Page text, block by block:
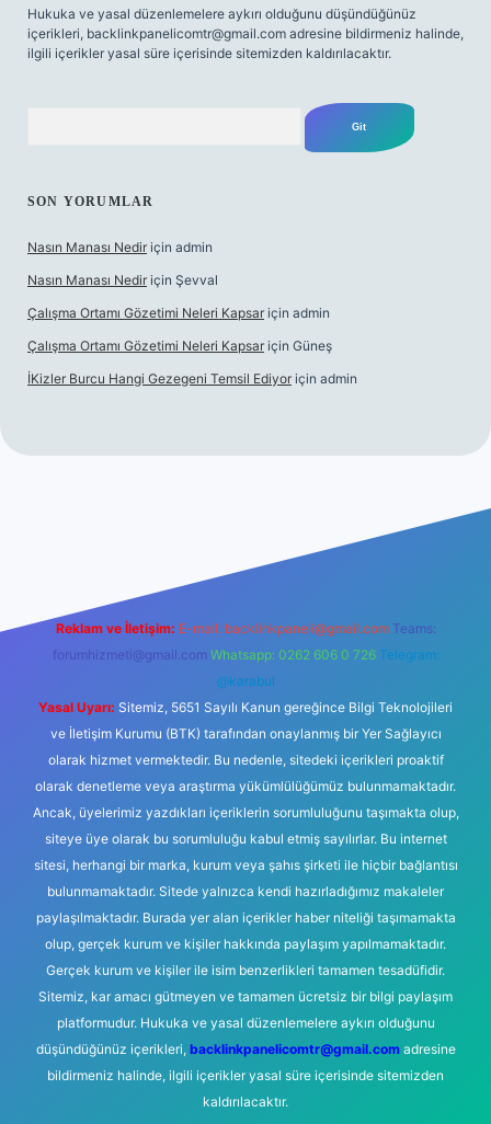
Hukuka ve yasal düzenlemelere aykırı olduğunu düşündüğünüz
içerikleri, backlinkpanelicomtr@gmail.com adresine bildirmeniz halinde,
ilgili içerikler yasal süre içerisinde sitemizden kaldırılacaktır.
SON YORUMLAR
Nasın Manası Nedir için admin
Nasın Manası Nedir için Şevval
Çalışma Ortamı Gözetimi Neleri Kapsar için admin
Çalışma Ortamı Gözetimi Neleri Kapsar için Güneş
İKizler Burcu Hangi Gezegeni Temsil Ediyor için admin
Reklam ve İletişim: E-mail: backlinkpaneli@gmail.com Teams:
forumhizmeti@gmail.com Whatsapp: 0262 606 0 726 Telegram:
@karabul
Yasal Uyarı: Sitemiz, 5651 Sayılı Kanun gereğince Bilgi Teknolojileri
ve İletişim Kurumu (BTK) tarafından onaylanmış bir Yer Sağlayıcı
olarak hizmet vermektedir. Bu nedenle, sitedeki içerikleri proaktif
olarak denetleme veya araştırma yükümlülüğümüz bulunmamaktadır.
Ancak, üyelerimiz yazdıkları içeriklerin sorumluluğunu taşımakta olup,
siteye üye olarak bu sorumluluğu kabul etmiş sayılırlar. Bu internet
sitesi, herhangi bir marka, kurum veya şahıs şirketi ile hiçbir bağlantısı
bulunmamaktadır. Sitede yalnızca kendi hazırladığımız makaleler
paylaşılmaktadır. Burada yer alan içerikler haber niteliği taşımamakta
olup, gerçek kurum ve kişiler hakkında paylaşım yapılmamaktadır.
Gerçek kurum ve kişiler ile isim benzerlikleri tamamen tesadüfidir.
Sitemiz, kar amacı gütmeyen ve tamamen ücretsiz bir bilgi paylaşım
platformudur. Hukuka ve yasal düzenlemelere aykırı olduğunu
düşündüğünüz içerikleri, backlinkpanelicomtr@gmail.comadresine
bildirmeniz halinde, ilgili içerikler yasal süre içerisinde sitemizden
kaldırılacaktır.